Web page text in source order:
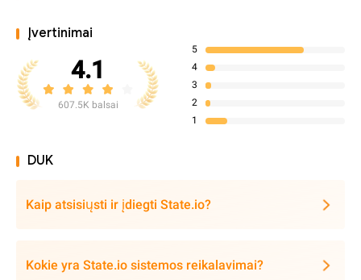
Įvertinimai
4.1
607.5K balsai
5
4
3
2
1
DUK
Kaip atsisiųsti ir įdiegti State.io?
Kokie yra State.io sistemos reikalavimai?